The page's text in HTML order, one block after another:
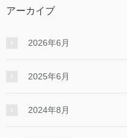
アーカイブ
2026年6月
2025年6月
2024年8月